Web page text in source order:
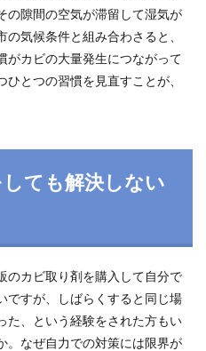
の隙間の空気が滞留して湿気が
気候条件と組み合わさると、
がカビの大量発生につながって
とつの習慣を見直すことが、
ても解決しない
のカビ取り剤を購入して自分で
ですが、しばらくすると同じ場
た、という経験をされた方もい
。なぜ自力での対策には限界が